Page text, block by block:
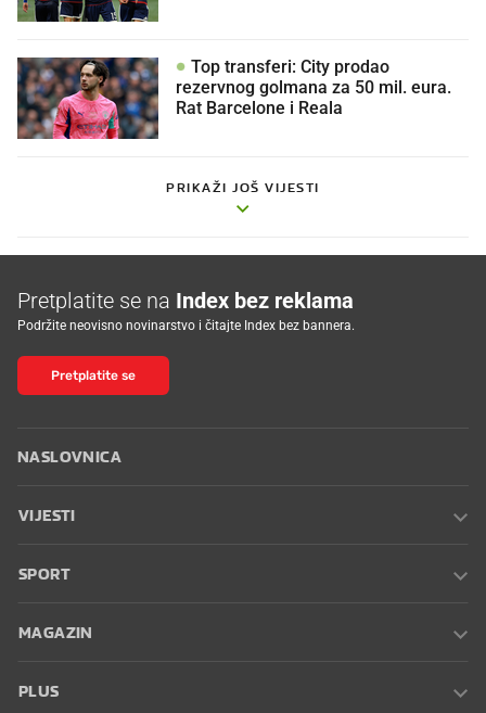
Top transferi: City prodao
rezervnog golmana za 50 mil. eura.
Rat Barcelone i Reala
PRIKAŽI JOŠ VIJESTI
Pretplatite se na Index bez reklama
Podržite neovisno novinarstvo i čitajte Index bez bannera.
Pretplatite se
NASLOVNICA
VIJESTI
SPORT
MAGAZIN
PLUS